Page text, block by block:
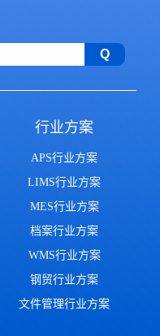
行业方案
APS行业方案
LIMS行业方案
MES行业方案
档案行业方案
WMS行业方案
钢贸行业方案
文件管理行业方案